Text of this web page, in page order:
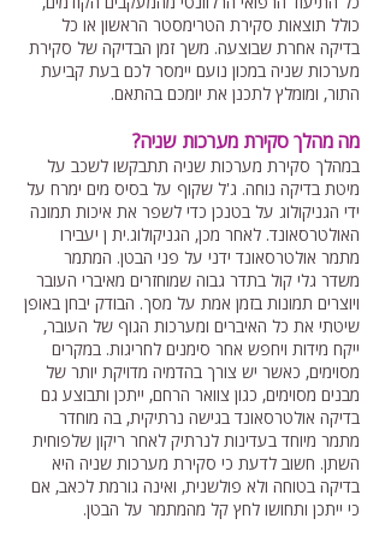
כולל תוצאות סקירת הטרימסטר הראשון או כל
בדיקה אחרת שבוצעה. משך זמן הבדיקה של סקירת
מערכות שניה במכון נועם יימסר לכם בעת קביעת
התור, ומומלץ לתכנן את יומכם בהתאם.
מה מהלך סקירת מערכות שניה?
במהלך סקירת מערכות שניה תתבקשו לשכב על
מיטת בדיקה נוחה. ג'ל שקוף על בסיס מים ימרח על
ידי הגניקולוג על בטנכן כדי לשפר את איכות תמונה
האולטרסאונד. לאחר מכן, הגניקולוג.ית ן יעבירו
מתמר אולטרסאונד ידני על פני הבטן. המתמר
משדר גלי קול בתדר גבוה שמוחזרים מאיברי העובר
ויוצרים תמונות בזמן אמת על מסך. הבודק יבחן באופן
שיטתי את כל האיברים ומערכות הגוף של העובר,
ייקח מידות ויחפש אחר סימנים לחריגות. במקרים
מסוימים, כאשר יש צורך בהדמיה מדויקת יותר של
מבנים מסוימים, כגון צוואר הרחם, ייתכן ותבוצע גם
בדיקה אולטרסאונד בגישה נרתיקית, בה מוחדר
מתמר מיוחד בעדינות לנרתיק לאחר ריקון שלפוחית
השתן. חשוב לדעת כי סקירת מערכות שניה היא
בדיקה בטוחה ולא פולשנית, ואינה גורמת לכאב, אם
כי ייתכן ותחושו לחץ קל מהמתמר על הבטן.